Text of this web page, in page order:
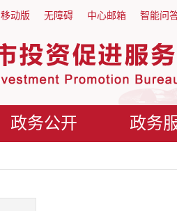
移动版 无障碍 中心邮箱 智能问
政务公开 政务